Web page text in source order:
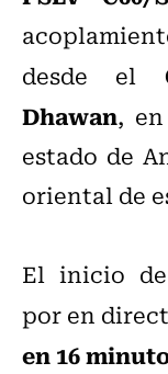
desde el
Dhawan,
estado de
oriental de
El inicio
por en
en 16